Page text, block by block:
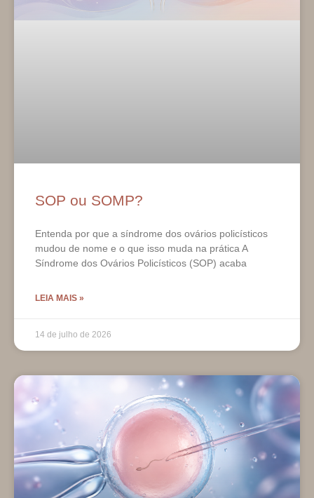
SOP ou SOMP?
Entenda por que a síndrome dos ovários policísticos
mudou de nome e o que isso muda na prática A
Síndrome dos Ovários Policísticos (SOP) acaba
LEIA MAIS »
14 de julho de 2026